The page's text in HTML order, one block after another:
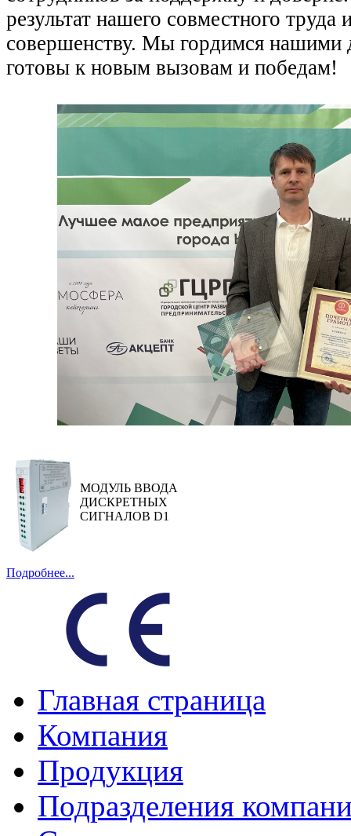
результат нашего совместного труда
совершенству. Мы гордимся нашими
готовы к новым вызовам и победам!
МОДУЛЬ ВВОДА
ДИСКРЕТНЫХ
СИГНАЛОВ D1
Подробнее...
Главная страница
Компания
Продукция
Подразделения